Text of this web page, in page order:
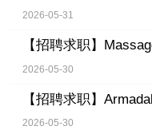
2026-05-31
【招聘求职】
2026-05-30
【招聘求职】
2026-05-30